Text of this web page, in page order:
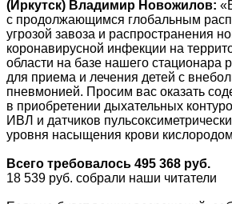
(Иркутск) Владимир Новожилов:
с продолжающимся глобальным
угрозой завоза и распространения
коронавирусной инфекции на
области на базе нашего стационара
для приема и лечения детей с
пневмонией. Просим вас оказать
в приобретении дыхательных
ИВЛ и датчиков
уровня насыщения крови
Всего требовалось 495 368 руб.
18 539 руб. собрали наши читатели